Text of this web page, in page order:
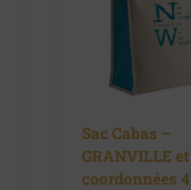
Sac Cabas –
GRANVILLE
coordonnées 4